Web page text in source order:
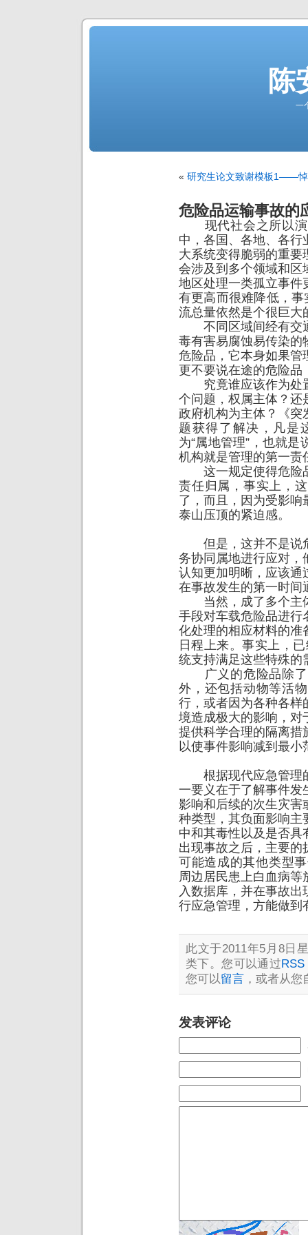
陈
一
« 研究生论文致谢模板1——
危险品运输事故的
现代社会之所以演
中，各国、各地、各
大系统变得脆弱的重
会涉及到多个领域和区
地区处理一类孤立事件
有更高而很难降低，
流总量依然是个很巨大
不同区域间经有交
毒有害易腐蚀易传染的
危险品，它本身如果管
更不要说在途的危险
究竟谁应该作为处
个问题，权属主体？还
政府机构为主体？《突
题获得了解决，凡是
为“属地管理”，也就
机构就是管理的第一责
这一规定使得危险
责任归属，事实上，
了，而且，因为受影
泰山压顶的紧迫感。
但是，这并不是说
务协同属地进行应对，
认知更加明晰，应该通
在事故发生的第一时间
当然，成了多个主
手段对车载危险品进行
化处理的相应材料的准
日程上来。事实上，
统支持满足这些特殊的
广义的危险品除了
外，还包括动物等活
行，或者因为各种各样
境造成极大的影响，对
提供科学合理的隔离措
以使事件影响减到最小
根据现代应急管理
一要义在于了解事件发
影响和后续的次生灾害
种类型，其负面影响主
中和其毒性以及是否
出现事故之后，主要
可能造成的其他类型
周边居民患上白血病
入数据库，并在事故
行应急管理，方能做到
此文于2011年5月8日
类下。您可以通过RSS
您可以留言 ，或者从
发表评论